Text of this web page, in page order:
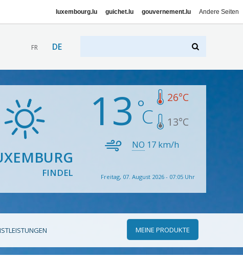
luxembourg.lu guichet.lu gouvernement.lu Andere Seiten
FR DE
FINDEL
13 26°C
13°C
NO 17 km/h
Freitag, 07. August 2026 - 07:05 Uhr
MEINE PRODUKTE